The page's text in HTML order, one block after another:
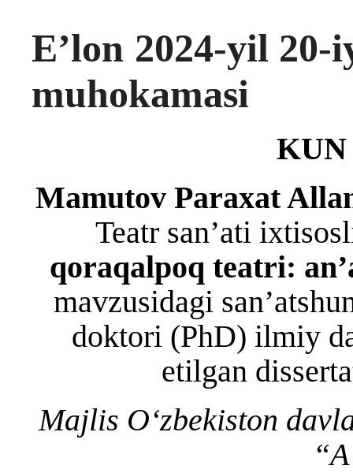
E’lon 2024-yil
muhokamasi
Mamutov Paraxat
Teatr san’ati
qoraqalpoq teatri:
mavzusidagi
doktori (PhD) ilmiy
etilgan
Majlis O‘zbekiston